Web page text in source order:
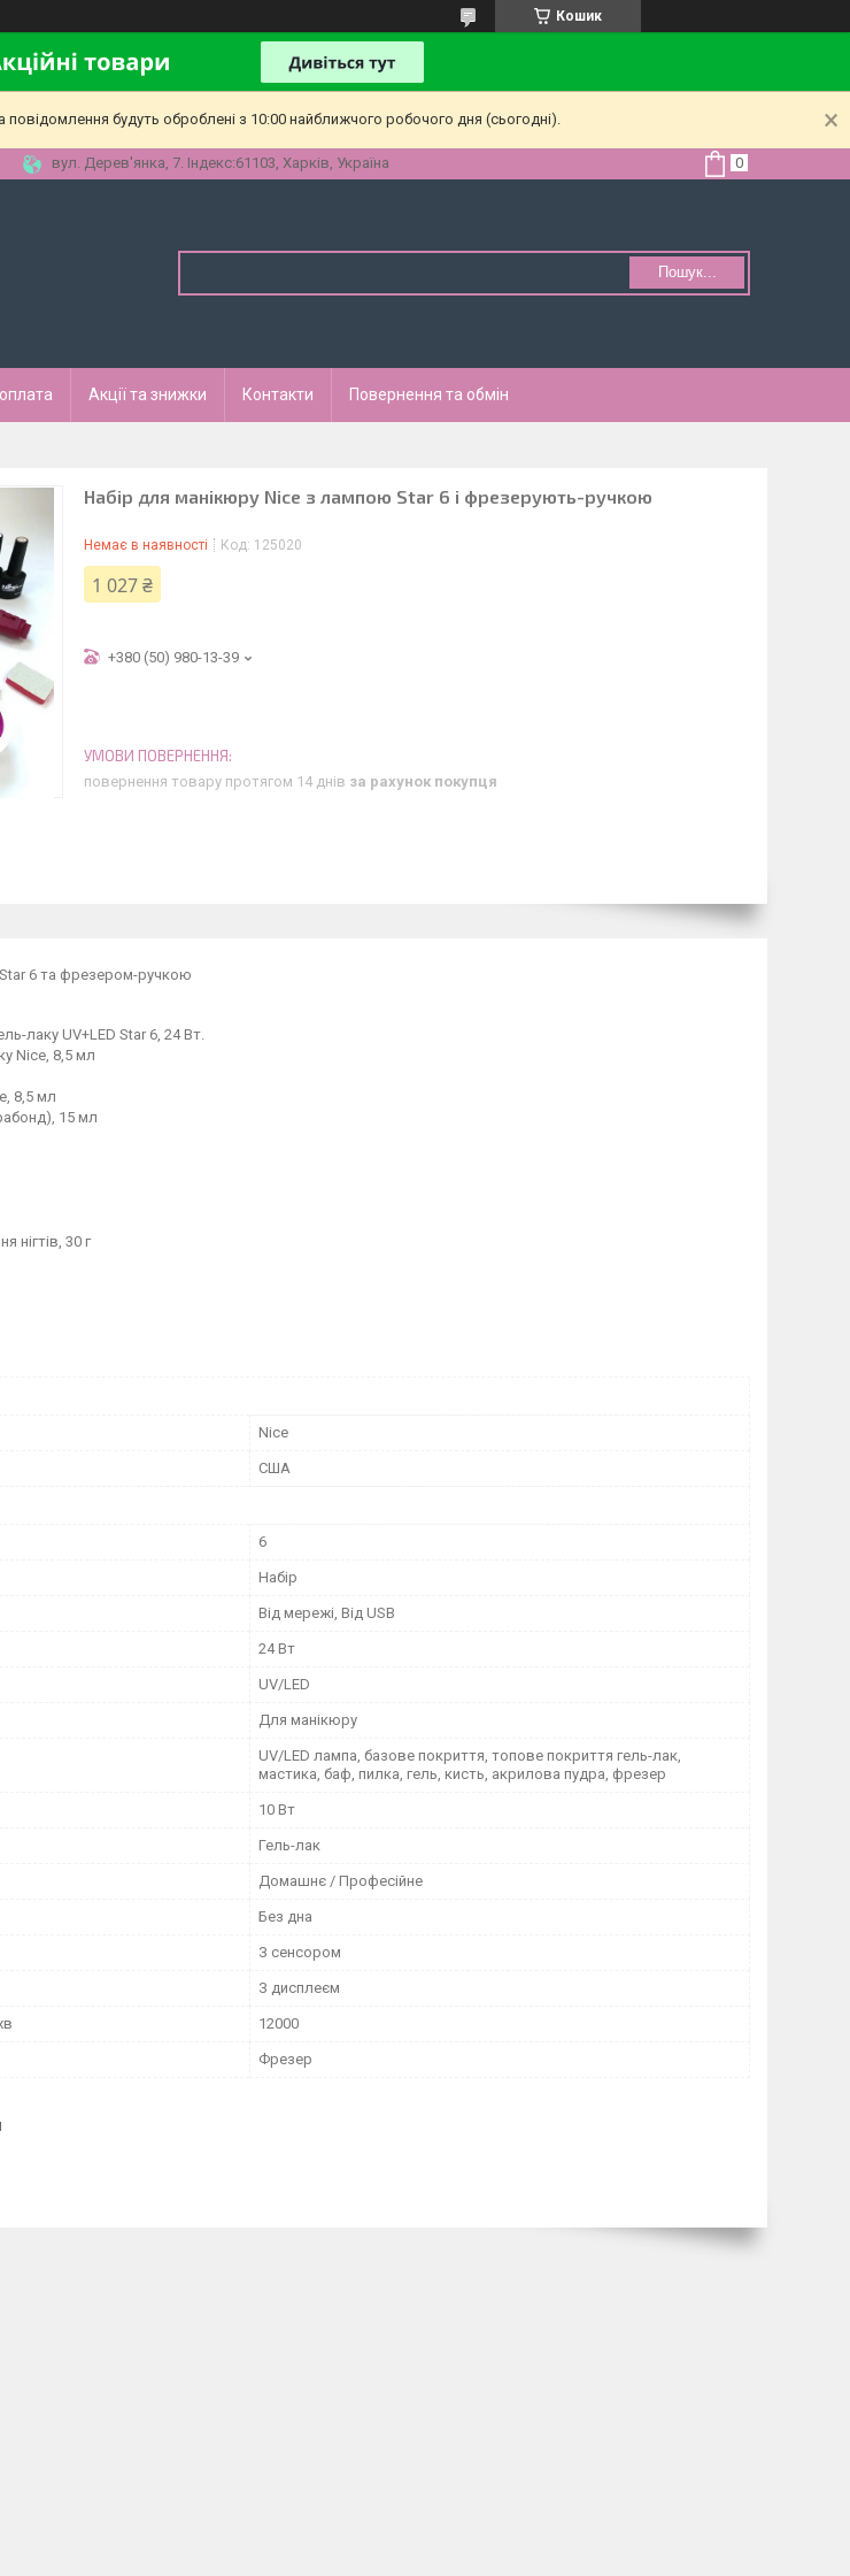
Кошик
будуть оброблені з 10:00 найближчого робочого дня (сьогодні).
вул. Дерев'янка, 7. Індекс:61103, Харків, Україна
Пошук...
Акції та знижки Контакти Повернення та обмін
Набір для манікюру Nice з лампою Star 6 і фрезерують-ручкою
Немає в наявності Код: 125020
1 027 ₴
+380 (50) 980-13-39
повернення товару протягом 14 днів за рахунок покупця
6 та фрезером-ручкою
лаку UV+LED Star 6, 24 Вт.
Nice, 8,5 мл
8,5 мл
15 мл
нігтів, 30 г
Nice
США
6
Набір
Від мережі, Від USB
24 Вт
UV/LED
Для манікюру
UV/LED лампа, базове покриття, топове покриття гель-лак,
мастика, баф, пилка, гель, кисть, акрилова пудра, фрезер
10 Вт
Гель-лак
Домашнє / Професійне
Без дна
З сенсором
З дисплеєм
12000
Фрезер